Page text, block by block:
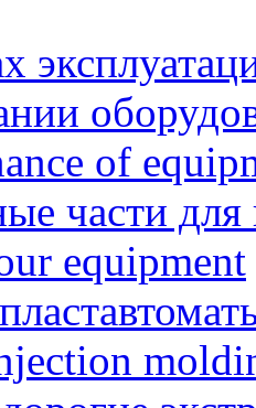
of
части для
equipment